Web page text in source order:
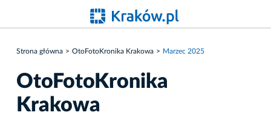
Strona główna OtoFotoKronika Krakowa Marzec 2025
OtoFotoKronika
Krakowa